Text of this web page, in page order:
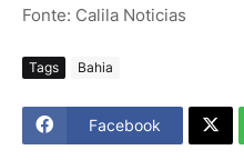
Fonte: Calila Noticias
Tags Bahia
Facebook